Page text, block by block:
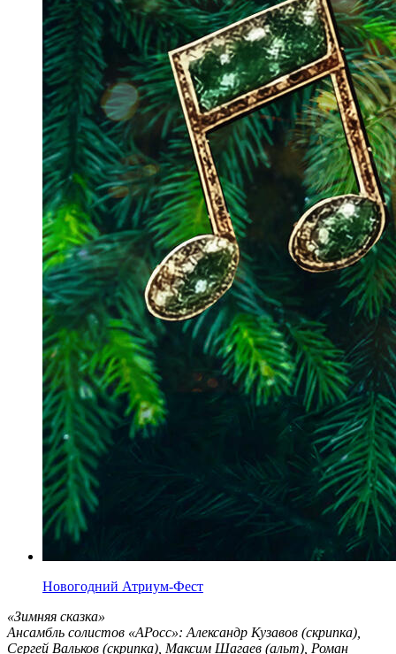
Новогодний Атриум-Фест
«Зимняя сказка»
Ансамбль солистов «АРосс»: Александр Кузавов (скрипка),
Сергей Вальков (скрипка), Максим Шагаев (альт), Роман